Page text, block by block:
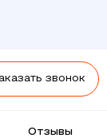
звонок
Отзывы